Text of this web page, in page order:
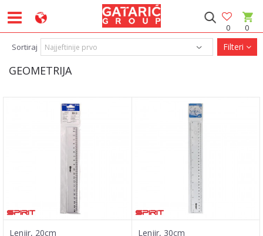
0
0
GEOMETRIJA
Sortiraj Filteri
Lenjir, 20cm Lenjir, 30cm